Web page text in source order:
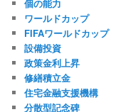
個の能力
ワールドカップ
FIFAワールドカップ
設備投資
政策金利上昇
修繕積立金
住宅金融支援機構
分散型記念碑